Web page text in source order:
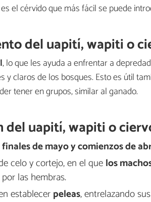
el cérvido que más fácil se puede
del uapití, wapiti o
, lo que les ayuda a enfrentar a
y claros de los bosques. Esto es útil
tener en grupos, similar al ganado.
del uapití, wapiti o
finales de mayo y comienzos de
celo y cortejo, en el quelos
las hembras.
establecerpeleas, entrelazando